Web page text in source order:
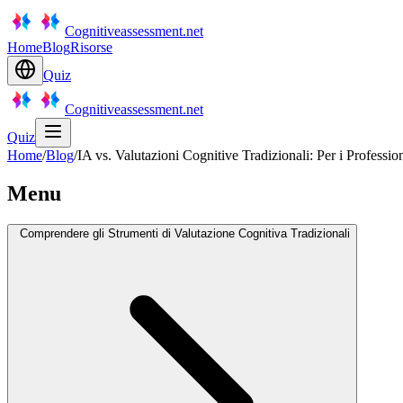
Cognitiveassessment.net
HomeBlogRisorse
Quiz
Cognitiveassessment.net
Quiz
Home/Blog/IA vs. Valutazioni Cognitive Tradizionali: Per i
Menu
Comprendere gli Strumenti di Valutazione Cognitiva Tradizionali